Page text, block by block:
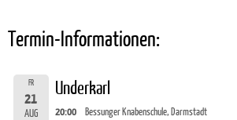
Termin-Informationen:
FR
21
AUG
Underkarl
20:00 Bessunger Knabenschule, Darmstadt